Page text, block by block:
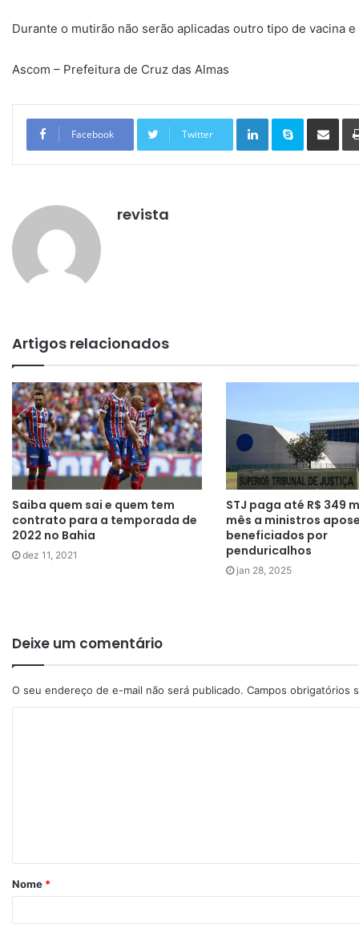
Durante o mutirão não serão aplicadas outro tipo de vacina
Ascom – Prefeitura de Cruz das Almas
Facebook Twitter
Linkedin Skype
revista
Artigos relacionados
Saiba quem sai e quem tem
contrato para a temporada de
2022 no Bahia
dez 11, 2021
STJ paga até R$ 349
mês a ministros
beneficiados por
penduricalhos
jan 28, 2025
Deixe um comentário
O seu endereço de e-mail não será publicado. Campos obrigatórios
Nome *